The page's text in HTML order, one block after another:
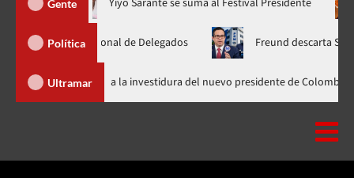
Gente
en nuevo horario Yiyo Sarante se suma al Festival
Política
Nacional de Delegados Freund descarta Secretaría
Ultramar
Abinader llega a Cali para asistir a la investidura del nuevo presidente